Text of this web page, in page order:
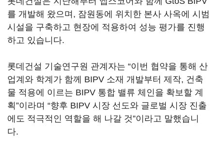
를 개발해 왔으며, 잠원동에 위치한 본사 사옥에 시범
시설을 구축하고 현장에 적용하여 성능 평가를 진행
하고 있습니다.
롯데건설 기술연구원 관계자는 “이번 협약을 통해 산
업계와 학계가 함께 BIPV 소재 개발부터 제작, 건축
물 적용에 이르는 BIPV 통합 밸류 체인을 확보할 계
획”이라며 “향후 BIPV 시장 선도와 글로벌 시장 진출
에도 적극적인 역할을 해 나갈 것”이라고 말했습니
다.